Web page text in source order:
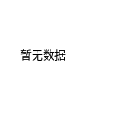
暂无数据